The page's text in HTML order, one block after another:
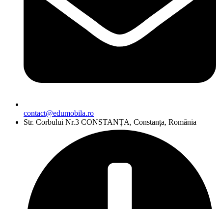
contact@edumobila.ro
Str. Corbului Nr.3 CONSTANȚA, Constanța, România